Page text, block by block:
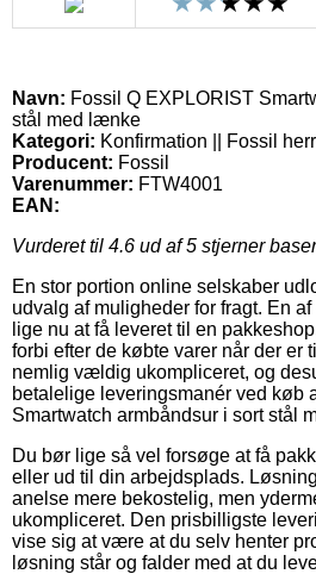
Navn: Fossil Q EXPLORIST
stål med lænke
Kategori: Konfirmation || Fossil
Producent: Fossil
Varenummer: FTW4001
EAN:
Vurderet til 4.6 ud af 5 stjerner
En stor portion online selskaber
udvalg af muligheder for fragt. En
lige nu at få leveret til en
forbi efter de købte varer når der er
nemlig vældig ukompliceret, og
betalelige leveringsmanér ved køb
Smartwatch armbåndsur i sort stål
Du bør lige så vel forsøge at få
eller ud til din arbejdsplads.
anelse mere bekostelig, men
ukompliceret. Den prisbilligste
vise sig at være at du selv henter
løsning står og falder med at du